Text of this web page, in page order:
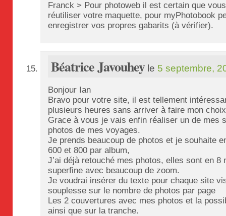
Franck > Pour photoweb il est certain que
réutiliser votre maquette, pour myPhotobook
enregistrer vos propres gabarits (à vérifier).
Béatrice Javouheyle 5 septembre,
Bonjour Ian
Bravo pour votre site, il est tellement
plusieurs heures sans arriver à faire mon
Grace à vous je vais enfin réaliser un de mes
photos de mes voyages.
Je prends beaucoup de photos et je souhaite
600 et 800 par album,
J’ai déjà retouché mes photos, elles sont en 8
superfine avec beaucoup de zoom.
Je voudrai insérer du texte pour chaque site
souplesse sur le nombre de photos par page
Les 2 couvertures avec mes photos et la
ainsi que sur la tranche.